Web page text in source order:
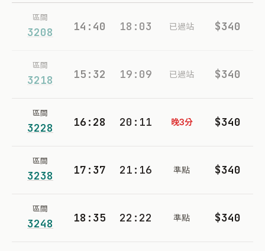
區間
3208 14:40 18:03 已過站 $340
區間
3218 15:32 19:09 已過站 $340
區間
3228 16:28 20:11 晚3分 $340
區間
3238 17:37 21:16 準點 $340
區間
3248 18:35 22:22 準點 $340